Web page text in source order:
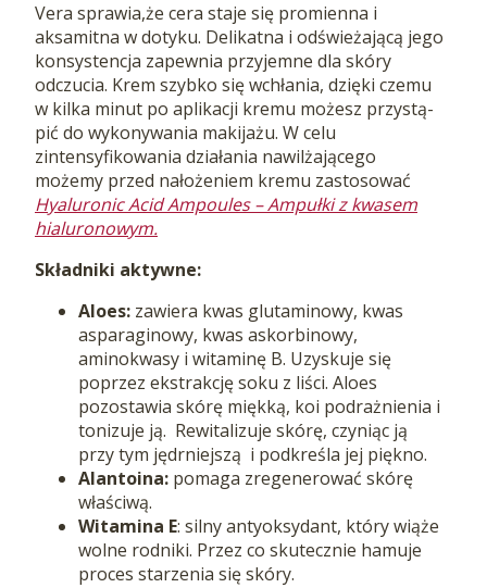
Vera sprawia,że cera staje się promienna i
aksamitna w dotyku. Delikatna i odświeżającą jego
konsystencja zapewnia przyjemne dla skóry
odczucia. Krem szybko się wchłania, dzięki czemu
w kil­ka mi­nut po apli­ka­cji kre­mu mo­żesz przy­stą­
pić do wy­ko­ny­wa­nia ma­ki­ja­żu. W celu
zintensyfikowania działania nawilżającego
możemy przed nałożeniem kremu zastosować
Hyaluronic Acid Ampoules – Ampułki z kwasem
hialuronowym.
Składniki aktywne:
Aloes: zawiera kwas glutaminowy, kwas
asparaginowy, kwas askorbinowy,
aminokwasy i witaminę B. Uzyskuje się
poprzez ekstrakcję soku z liści. Aloes
pozostawia skórę miękką, koi podrażnienia i
tonizuje ją. Rewitalizuje skórę, czyniąc ją
przy tym jędrniejszą i podkreśla jej piękno.
Alantoina: pomaga zregenerować skórę
właściwą.
Witamina E: silny antyoksydant, który wiąże
wolne rodniki. Przez co skutecznie hamuje
proces starzenia się skóry.